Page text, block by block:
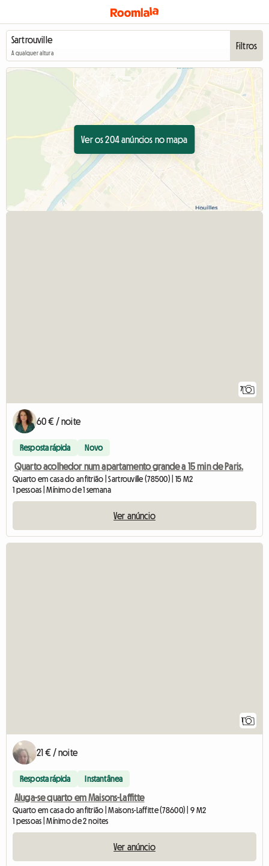
A qualquer altura
Filtros
Ver os 204 anúncios no mapa
7
60 € / noite
Resposta rápida Novo
Quarto acolhedor num apartamento grande a 15 min de Paris.
Quarto em casa do anfitrião | Sartrouville (78500) | 15 M2
1 pessoas | Mínimo de 1 semana
Ver anúncio
1
21 € / noite
Resposta rápida Instantânea
Aluga-se quarto em Maisons-Laffitte
Quarto em casa do anfitrião | Maisons-Laffitte (78600) | 9 M2
1 pessoas | Mínimo de 2 noites
Ver anúncio